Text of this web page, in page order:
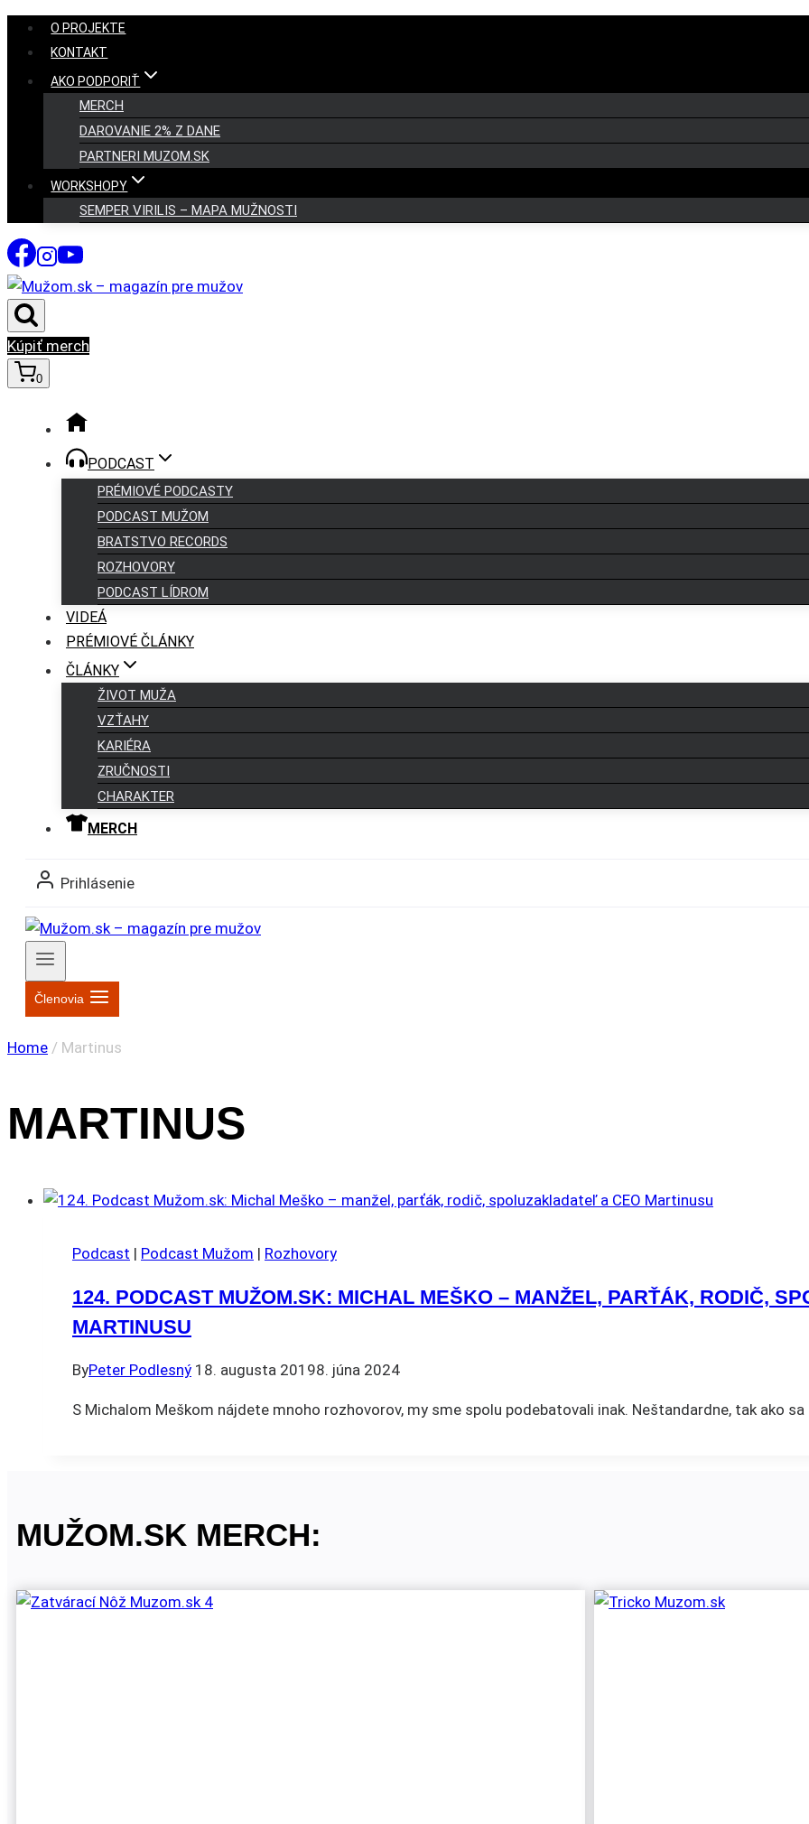
Skip
content
O PROJEKTE
KONTAKT
AKO PODPORIŤ
MERCH
DAROVANIE 2% Z DANE
PARTNERI MUZOM.SK
WORKSHOPY
SEMPER VIRILIS – MAPA MUŽNOSTI
Kúpiť merch
0
PODCAST
PRÉMIOVÉ PODCASTY
PODCAST MUŽOM
BRATSTVO RECORDS
ROZHOVORY
PODCAST LÍDROM
VIDEÁ
PRÉMIOVÉ ČLÁNKY
ČLÁNKY
ŽIVOT MUŽA
VZŤAHY
KARIÉRA
ZRUČNOSTI
CHARAKTER
MERCH
Prihlásenie
Členovia
Home / Martinus
MARTINUS
Podcast | Podcast Mužom | Rozhovory
124. PODCAST MUŽOM.SK: MICHAL MEŠKO – MANŽEL, PARŤÁK, RODIČ,
MARTINUSU
ByPeter Podlesný 18. augusta 20198. júna 2024
S Michalom Meškom nájdete mnoho rozhovorov, my sme spolu podebatovali inak. Neštandardne, tak ako
MUŽOM.SK MERCH: